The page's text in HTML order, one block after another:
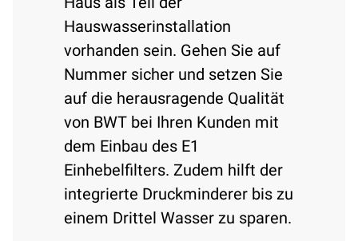
Hauswasserinstallation
vorhanden sein. Gehen Sie auf
Nummer sicher und setzen Sie
auf die herausragende Qualität
von BWT bei Ihren Kunden mit
dem Einbau des E1
Einhebelfilters. Zudem hilft der
integrierte Druckminderer bis zu
einem Drittel Wasser zu sparen.